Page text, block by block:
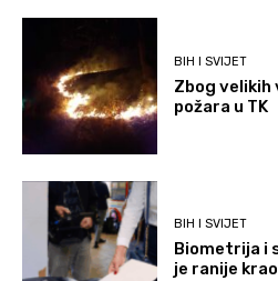
BIH I SVIJET
Zbog velikih
požara u TK
BIH I SVIJET
Biometrija i
je ranije